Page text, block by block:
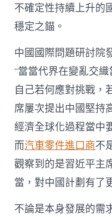
不確定性持續上升的
穩定之錨。
中國國際問題研討院
“當當代界在變亂交
自己若何應對挑戰，
席屢次提出中國堅持
經濟全球化過程當中
而汽車零件進口商不
觀察到的是習近平主
當，對中國計劃有了
不論是本身發展的需